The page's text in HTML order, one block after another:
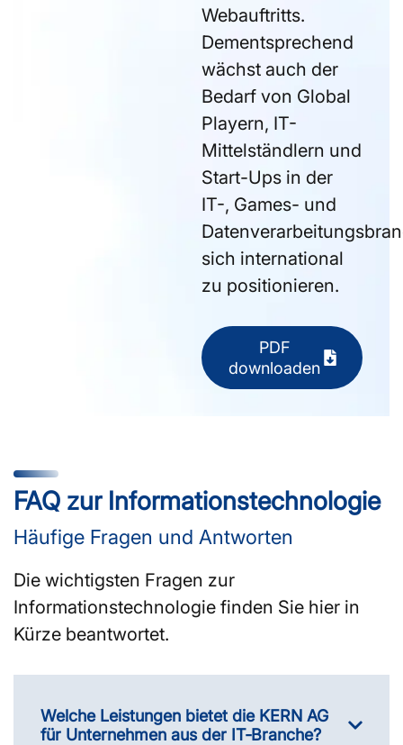
Webauftritts.
Dementsprechend
wächst auch der
Bedarf von Global
Playern, IT-
Mittelständlern und
Start-Ups in der
IT-, Games- und
sich international
zu positionieren.
PDF
downloaden
FAQ zur Informationstechnologie
Häufige Fragen und Antworten
Die wichtigsten Fragen zur
Informationstechnologie finden Sie hier in
Kürze beantwortet.
Welche Leistungen bietet die KERN AG
für Unternehmen aus der IT‑Branche?